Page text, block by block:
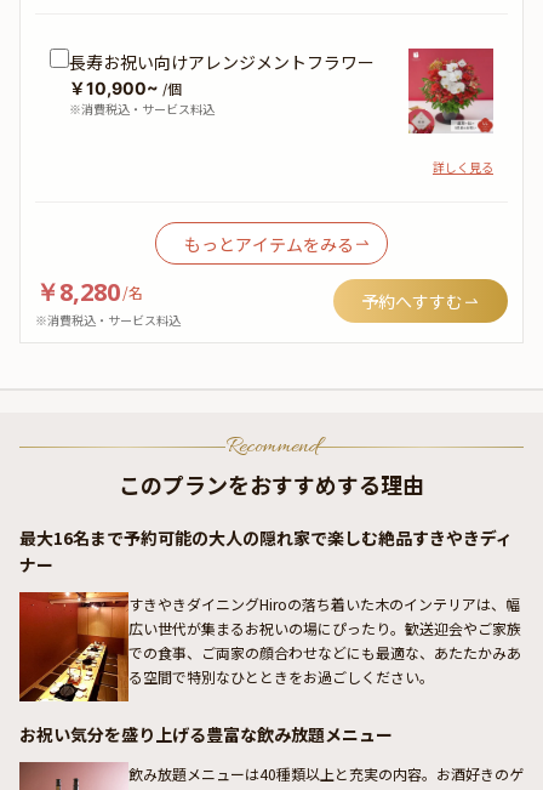
長寿お祝い向けアレンジメントフラワー
￥10,900~ /個
※消費税込・サービス料込
詳しく見る
もっとアイテムをみる
￥8,280/名
※消費税込・サービス料込
予約へすすむ
Recommend
このプランをおすすめする理由
最大16名まで予約可能の大人の隠れ家で楽しむ絶品すきやきディ
ナー
すきやきダイニングHiroの落ち着いた木のインテリアは、幅
広い世代が集まるお祝いの場にぴったり。歓送迎会やご家族
での食事、ご両家の顔合わせなどにも最適な、あたたかみあ
る空間で特別なひとときをお過ごしください。
お祝い気分を盛り上げる豊富な飲み放題メニュー
飲み放題メニューは40種類以上と充実の内容。お酒好きのゲ